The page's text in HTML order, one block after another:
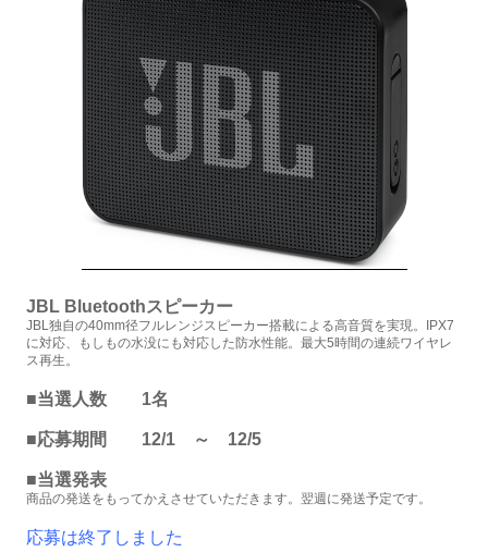
JBL Bluetoothスピーカー
JBL独自の40mm径フルレンジスピーカー搭載による高音質を実現。IPX7
に対応、もしもの水没にも対応した防水性能。最大5時間の連続ワイヤレ
ス再生。
■当選人数 1名
■応募期間 12/1 ～ 12/5
■当選発表
商品の発送をもってかえさせていただきます。翌週に発送予定です。
応募は終了しました